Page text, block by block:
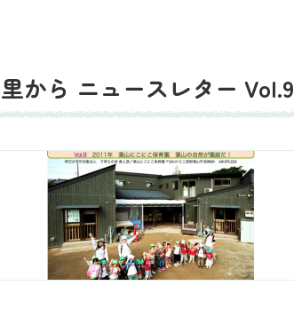
から ニュースレター Vol.9